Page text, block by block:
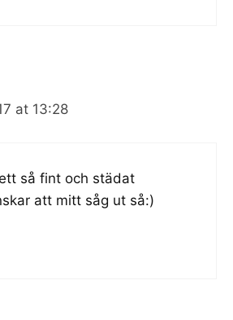
at 13:28
så fint och städat
att mitt såg ut så:)